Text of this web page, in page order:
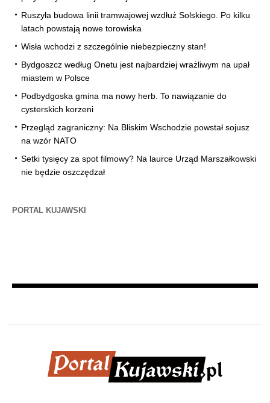
Ruszyła budowa linii tramwajowej wzdłuż Solskiego. Po kilku
latach powstają nowe torowiska
Wisła wchodzi z szczególnie niebezpieczny stan!
Bydgoszcz według Onetu jest najbardziej wrażliwym na upał
miastem w Polsce
Podbydgoska gmina ma nowy herb. To nawiązanie do
cysterskich korzeni
Przegląd zagraniczny: Na Bliskim Wschodzie powstał sojusz
na wzór NATO
Setki tysięcy za spot filmowy? Na laurce Urząd Marszałkowski
nie będzie oszczędzał
PORTAL KUJAWSKI